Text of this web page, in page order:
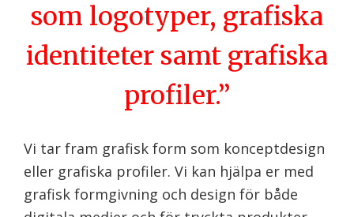
som logotyper, grafiska
identiteter samt grafiska
profiler.
Vi tar fram grafisk form som konceptdesign
eller grafiska profiler. Vi kan hjälpa er med
grafisk formgivning och design för både